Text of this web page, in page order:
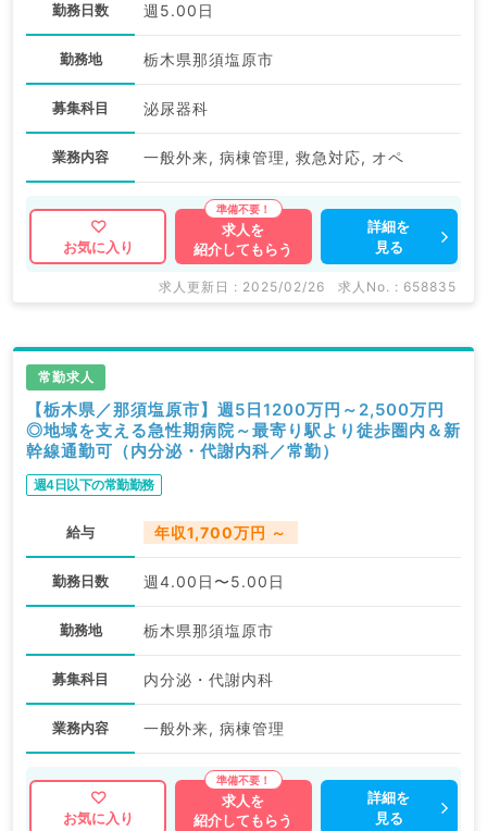
勤務日数 週5.00日
勤務地 栃木県那須塩原市
募集科目 泌尿器科
業務内容 一般外来, 病棟管理, 救急対応, オペ
お気に入り
求人を
紹介してもらう
詳細を
見る
求人更新日 : 2025/02/26 求人No. : 658835
常勤求人
【栃木県／那須塩原市】週5日1200万円～2,500万円
◎地域を支える急性期病院～最寄り駅より徒歩圏内＆新
幹線通勤可（内分泌・代謝内科／常勤）
週4日以下の常勤勤務
給与 年収1,700万円 ～
勤務日数 週4.00日〜5.00日
勤務地 栃木県那須塩原市
募集科目 内分泌・代謝内科
業務内容 一般外来, 病棟管理
お気に入り
求人を
紹介してもらう
詳細を
見る